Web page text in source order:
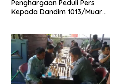
Penghargaan Peduli Pers
Kepada Dandim 1013/Muara